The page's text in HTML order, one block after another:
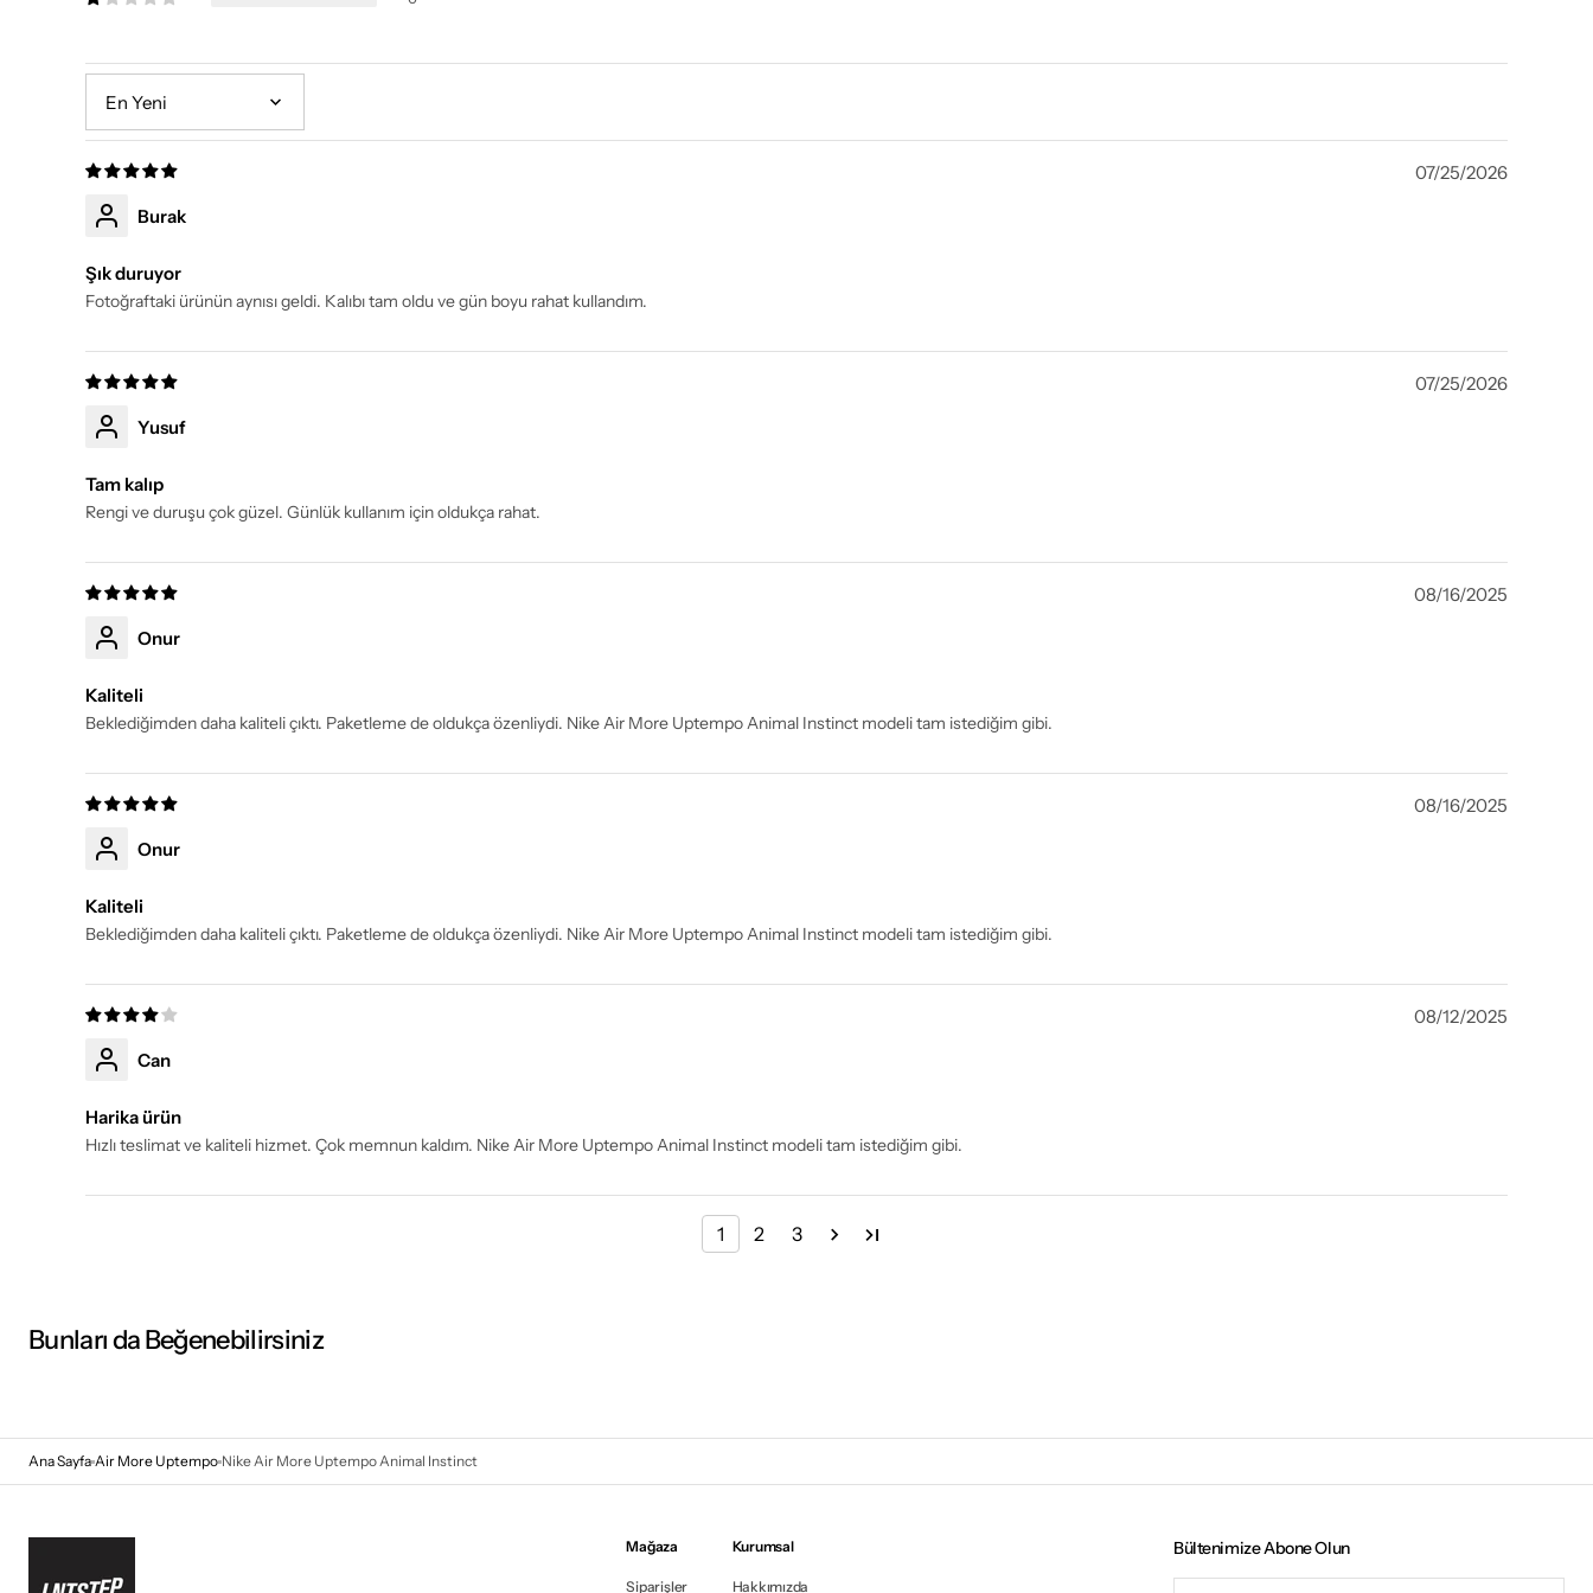
Sort by
07/25/2026
Burak
Şık duruyor
Fotoğraftaki ürünün aynısı geldi. Kalıbı tam oldu ve gün boyu rahat kullandım.
07/25/2026
Yusuf
Tam kalıp
Rengi ve duruşu çok güzel. Günlük kullanım için oldukça rahat.
08/16/2025
Onur
Kaliteli
Beklediğimden daha kaliteli çıktı. Paketleme de oldukça özenliydi. Nike Air More Uptempo Animal Instinct modeli tam istediğim gibi.
08/16/2025
Onur
Kaliteli
Beklediğimden daha kaliteli çıktı. Paketleme de oldukça özenliydi. Nike Air More Uptempo Animal Instinct modeli tam istediğim gibi.
08/12/2025
Can
Harika ürün
Hızlı teslimat ve kaliteli hizmet. Çok memnun kaldım. Nike Air More Uptempo Animal Instinct modeli tam istediğim gibi.
1 2 3
Bunları da Beğenebilirsiniz
Ana Sayfa Air More Uptempo Nike Air More Uptempo Animal Instinct
Mağaza
Siparişler
Kurumsal
Hakkımızda
Bültenimize Abone Olun